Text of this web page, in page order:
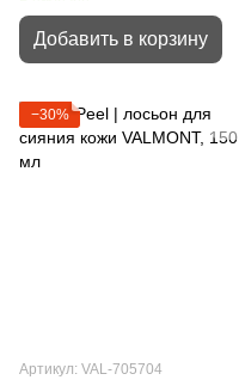
Добавить в корзину
−30%
Артикул: VAL-705704